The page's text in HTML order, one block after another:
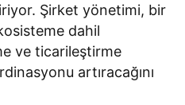
Şirket yönetimi, bir
dahil
ve ticarileştirme
artıracağını